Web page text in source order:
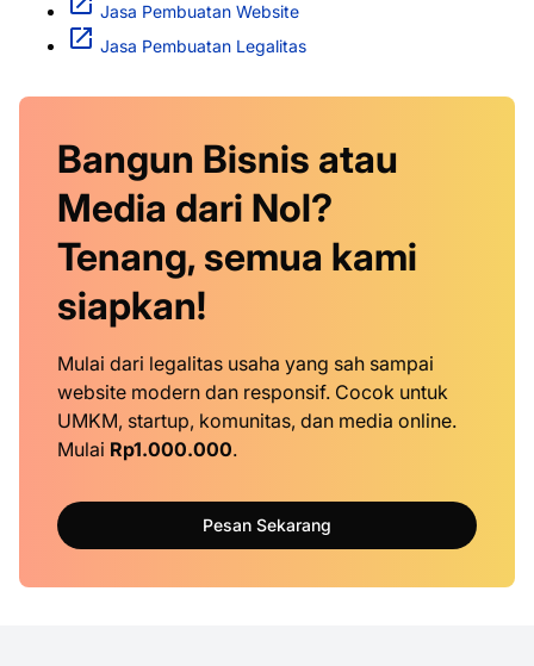
Jasa Pembuatan Website
Jasa Pembuatan Legalitas
Bangun Bisnis atau
Media dari Nol?
Tenang, semua kami
siapkan!
Mulai dari legalitas usaha yang sah sampai
website modern dan responsif. Cocok untuk
UMKM, startup, komunitas, dan media online.
Mulai Rp1.000.000.
Pesan Sekarang